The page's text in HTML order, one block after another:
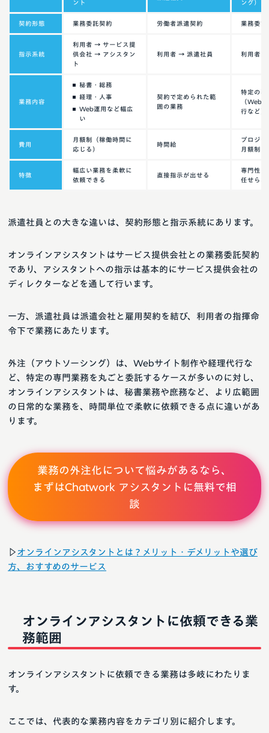
ント
ング）
契約形態 業務委託契約 労働者派遣契約 業務委託
指示系統
利用者 → サービス提
供会社 → アシスタン
ト
利用者 → 派遣社員 利用者 →
業務内容
秘書・総務
経理・人事
Web運用など幅広
い
契約で定められた範
囲の業務
特定の専
（Web
行など）
費用
月額制（稼働時間に
応じる）
時間給
プロジ
月額制
特徴
幅広い業務を柔軟に
依頼できる
直接指示が出せる
専門性の
任せられ
派遣社員との大きな違いは、契約形態と指示系統にあります。
オンラインアシスタントはサービス提供会社との業務委託契約
であり、アシスタントへの指示は基本的にサービス提供会社の
ディレクターなどを通して行います。
一方、派遣社員は派遣会社と雇用契約を結び、利用者の指揮命
令下で業務にあたります。
外注（アウトソーシング）は、Webサイト制作や経理代行な
ど、特定の専門業務を丸ごと委託するケースが多いのに対し、
オンラインアシスタントは、秘書業務や庶務など、より広範囲
の日常的な業務を、時間単位で柔軟に依頼できる点に違いがあ
ります。
業務の外注化について悩みがあるなら、
まずはChatwork アシスタントに無料で相
談
▷ オンラインアシスタントとは？メリット・デメリットや選び
方、おすすめのサービス
オンラインアシスタントに依頼できる業
務範囲
オンラインアシスタントに依頼できる業務は多岐にわたりま
す。
ここでは、代表的な業務内容をカテゴリ別に紹介します。